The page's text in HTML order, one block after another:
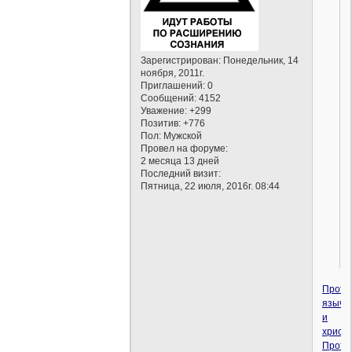
Зарегистрирован: Понедельник, 14
ноября, 2011г.
Приглашений: 0
Сообщений: 4152
Уважение: +299
Позитив: +776
Пол: Мужской
Провел на форуме:
2 месяца 13 дней
Последний визит:
Пятница, 22 июля, 2016г. 08:44
и